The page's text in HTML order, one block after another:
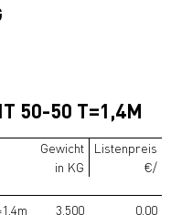
50-50 T=1,4M
Gewicht
in KG
Listenpreis
€/
3.500 0,00